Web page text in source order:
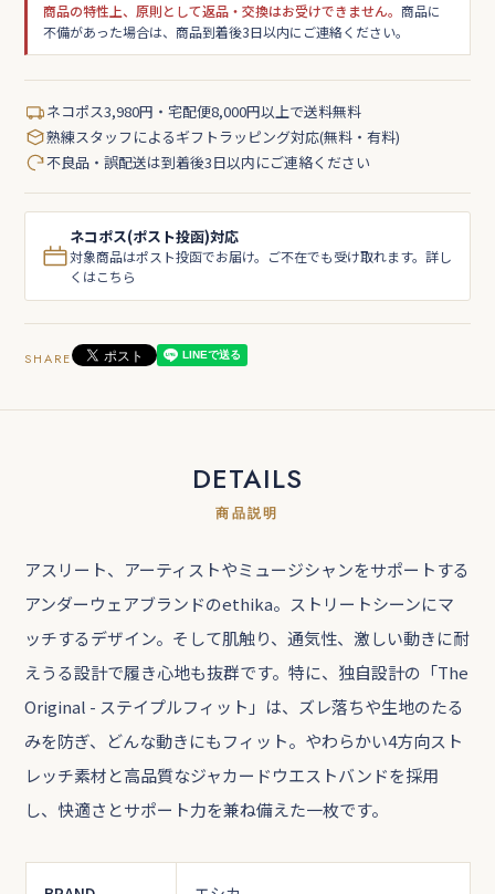
商品の特性上、原則として返品・交換はお受けできません。商品に
不備があった場合は、商品到着後3日以内にご連絡ください。
ネコポス3,980円・宅配便8,000円以上で送料無料
熟練スタッフによるギフトラッピング対応(無料・有料)
不良品・誤配送は到着後3日以内にご連絡ください
ネコポス(ポスト投函)対応
対象商品はポスト投函でお届け。ご不在でも受け取れます。詳し
くはこちら
SHARE
DETAILS
商品説明
アスリート、アーティストやミュージシャンをサポートする
アンダーウェアブランドのethika。ストリートシーンにマ
ッチするデザイン。そして肌触り、通気性、激しい動きに耐
えうる設計で履き心地も抜群です。特に、独自設計の「The
Original - ステイプルフィット」は、ズレ落ちや生地のたる
みを防ぎ、どんな動きにもフィット。やわらかい4方向スト
レッチ素材と高品質なジャカードウエストバンドを採用
し、快適さとサポート力を兼ね備えた一枚です。